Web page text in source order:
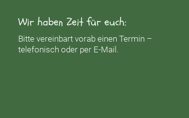
Wir haben Zeit für euch:
Bitte vereinbart vorab einen Termin –
telefonisch oder per E-Mail.